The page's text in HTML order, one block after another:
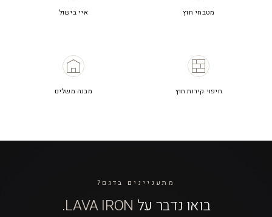
מטבחי חוץ איי בישול
חיפוי קירות חוץ מבנה משלים
מתעניינים בדגם?
בואו נדבר על LAVA IRON
.